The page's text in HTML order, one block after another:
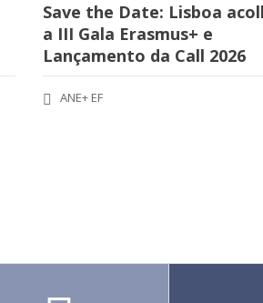
Save the Date: Lisboa
a III Gala Erasmus+ e
Lançamento da Call 2026
ANE+ EF